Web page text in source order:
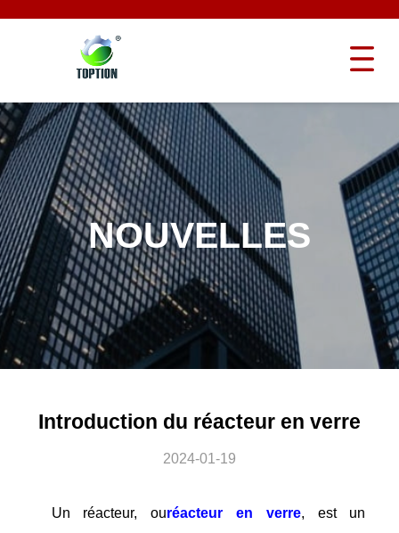
NOUVELLES
Introduction du réacteur en verre
2024-01-19
Un réacteur, ouréacteur en verre, est un